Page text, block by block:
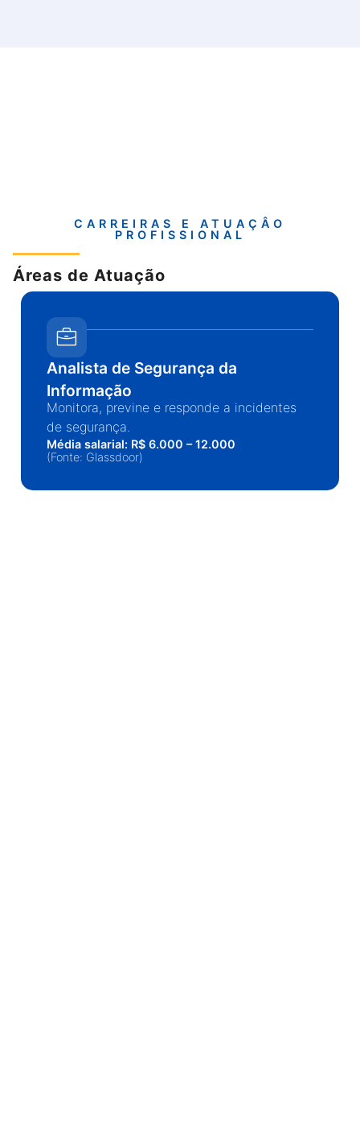
CARREIRAS E ATUAÇÂO
PROFISSIONAL
Áreas de Atuação
Analista de Segurança da
Informação
Monitora, previne e responde a incidentes
de segurança.
Média salarial: R$ 6.000 – 12.000
(Fonte: Glassdoor)